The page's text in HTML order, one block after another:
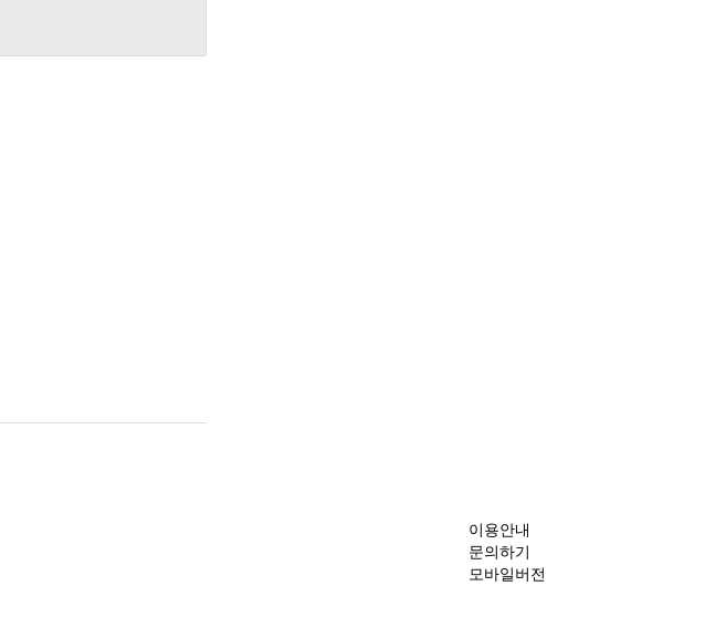
이용안내
문의하기
모바일버전